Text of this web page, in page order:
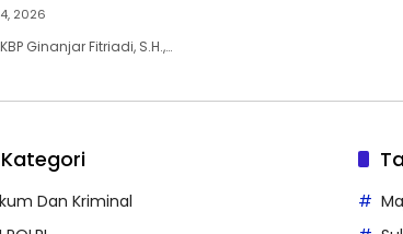
2026
Ginanjar Fitriadi, S.H.,…
Kategori
Dan Kriminal